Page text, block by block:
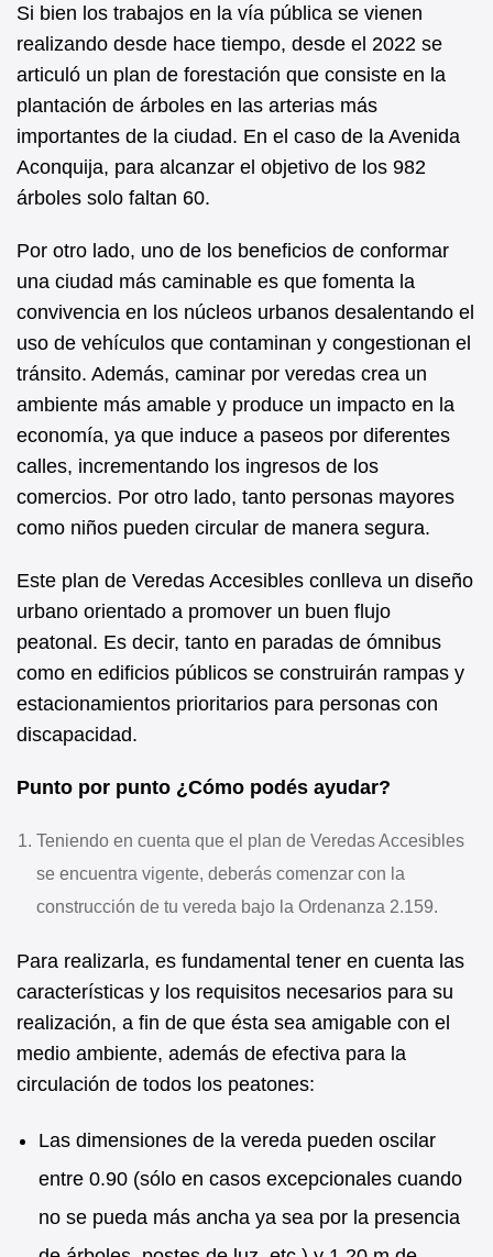
Si bien los trabajos en la vía pública se vienen
realizando desde hace tiempo, desde el 2022 se
articuló un plan de forestación que consiste en la
plantación de árboles en las arterias más
importantes de la ciudad. En el caso de la Avenida
Aconquija, para alcanzar el objetivo de los 982
árboles solo faltan 60.
Por otro lado, uno de los beneficios de conformar
una ciudad más caminable es que fomenta la
convivencia en los núcleos urbanos desalentando el
uso de vehículos que contaminan y congestionan el
tránsito. Además, caminar por veredas crea un
ambiente más amable y produce un impacto en la
economía, ya que induce a paseos por diferentes
calles, incrementando los ingresos de los
comercios. Por otro lado, tanto personas mayores
como niños pueden circular de manera segura.
Este plan de Veredas Accesibles conlleva un diseño
urbano orientado a promover un buen flujo
peatonal. Es decir, tanto en paradas de ómnibus
como en edificios públicos se construirán rampas y
estacionamientos prioritarios para personas con
discapacidad.
Punto por punto ¿Cómo podés ayudar?
Teniendo en cuenta que el plan de Veredas Accesibles
se encuentra vigente, deberás comenzar con la
construcción de tu vereda bajo la Ordenanza 2.159.
Para realizarla, es fundamental tener en cuenta las
características y los requisitos necesarios para su
realización, a fin de que ésta sea amigable con el
medio ambiente, además de efectiva para la
circulación de todos los peatones:
Las dimensiones de la vereda pueden oscilar
entre 0.90 (sólo en casos excepcionales cuando
no se pueda más ancha ya sea por la presencia